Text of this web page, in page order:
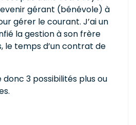
gérant (bénévole) à
gérer le courant. J’ai un
la gestion à son frère
le temps d’un contrat de
donc 3 possibilités plus ou